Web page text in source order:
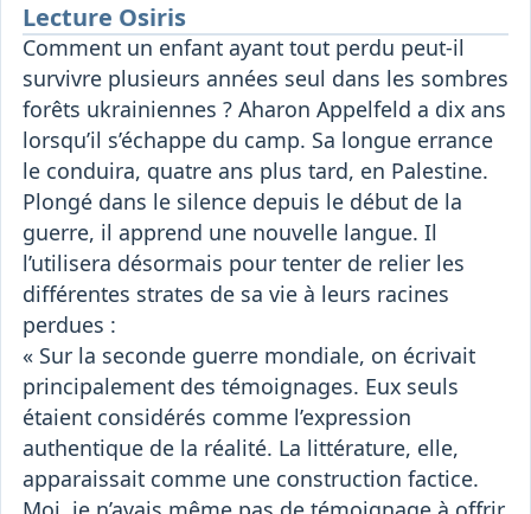
Lecture Osiris
Comment un enfant ayant tout perdu peut-il
survivre plusieurs années seul dans les sombres
forêts ukrainiennes ? Aharon Appelfeld a dix ans
lorsqu’il s’échappe du camp. Sa longue errance
le conduira, quatre ans plus tard, en Palestine.
Plongé dans le silence depuis le début de la
guerre, il apprend une nouvelle langue. Il
l’utilisera désormais pour tenter de relier les
différentes strates de sa vie à leurs racines
perdues :
« Sur la seconde guerre mondiale, on écrivait
principalement des témoignages. Eux seuls
étaient considérés comme l’expression
authentique de la réalité. La littérature, elle,
apparaissait comme une construction factice.